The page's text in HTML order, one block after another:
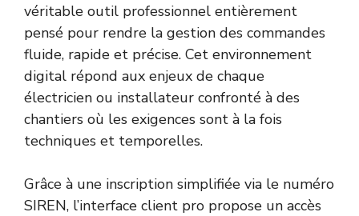
véritable outil professionnel entièrement
pensé pour rendre la gestion des commandes
fluide, rapide et précise. Cet environnement
digital répond aux enjeux de chaque
électricien ou installateur confronté à des
chantiers où les exigences sont à la fois
techniques et temporelles.
Grâce à une inscription simplifiée via le numéro
SIREN, l’interface client pro propose un accès